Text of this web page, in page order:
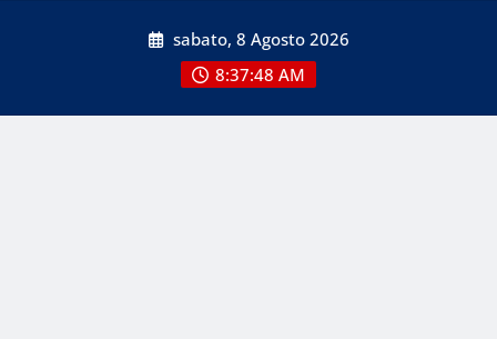
sabato, 8 Agosto 2026
8:37:50 AM